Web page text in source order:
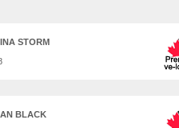
STORM
BLACK